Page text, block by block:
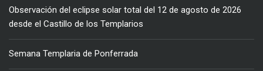
Observación del eclipse solar total del 12 de agosto de 2026
desde el Castillo de los Templarios
Semana Templaria de Ponferrada